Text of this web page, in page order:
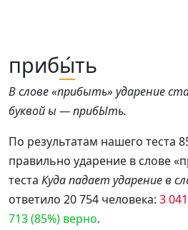
прибы́ть
В слове «прибыть» ударение
буквой ы — прибЫть.
По результатам нашего теста
правильно ударение в слове
теста Куда падает ударение в
ответило 20 754 человека: 3
713 (85%) верно.